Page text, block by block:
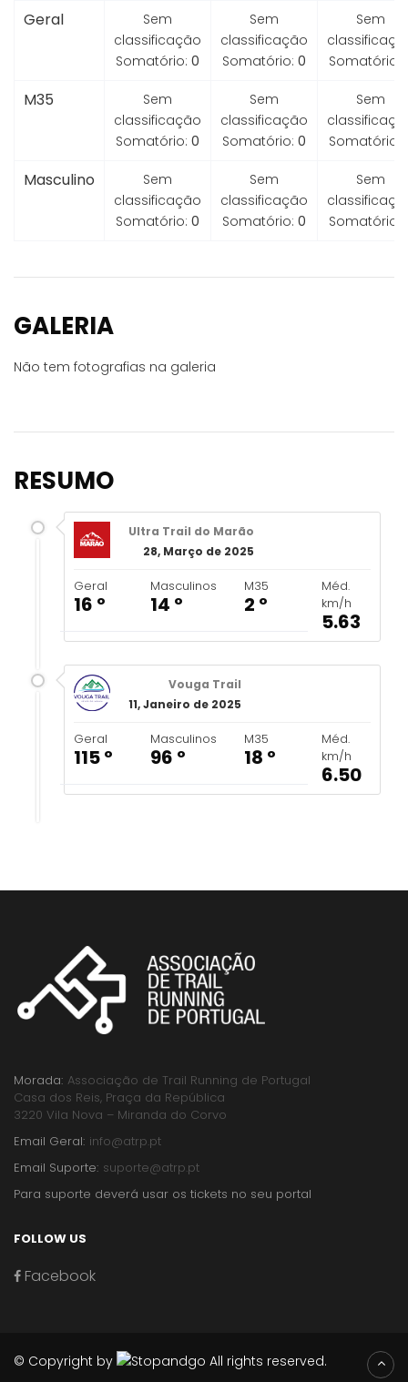
Geral
Sem
classificação
Somatório: 0
Sem
classificação
Somatório: 0
Sem
Somatório:
M35
Sem
classificação
Somatório: 0
Sem
classificação
Somatório: 0
Sem
Somatório:
Masculino
Sem
classificação
Somatório: 0
Sem
classificação
Somatório: 0
Sem
Somatório:
GALERIA
Não tem fotografias na galeria
RESUMO
Ultra Trail do Marão
28, Março de 2025
Geral
16 º
Masculinos
14 º
M35
2 º
Méd.
km/h
5.63
Vouga Trail
11, Janeiro de 2025
Geral
115 º
Masculinos
96 º
M35
18 º
Méd.
km/h
6.50
Morada: Associação de Trail Running de Portugal
Casa dos Reis, Praça da República
3220 Vila Nova – Miranda do Corvo
Email Geral: info@atrp.pt
Email Suporte: suporte@atrp.pt
Para suporte deverá usar os tickets no seu portal
FOLLOW US
Facebook
© Copyright by All rights reserved.